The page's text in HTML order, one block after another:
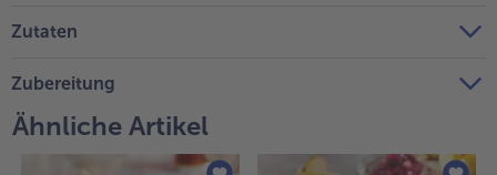
Zutaten
Zubereitung
Ähnliche Artikel